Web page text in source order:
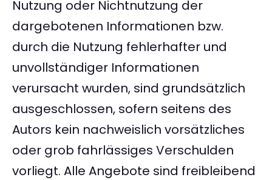
Nutzung oder Nichtnutzung der
dargebotenen Informationen bzw.
durch die Nutzung fehlerhafter und
unvollständiger Informationen
verursacht wurden, sind grundsätzlich
ausgeschlossen, sofern seitens des
Autors kein nachweislich vorsätzliches
oder grob fahrlässiges Verschulden
vorliegt. Alle Angebote sind freibleibend